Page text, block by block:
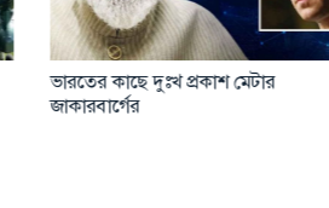
কিয়েভে রাশিয়ার ক্ষেপণাস্ত্র ও ড্রোন
নিহত ১৭